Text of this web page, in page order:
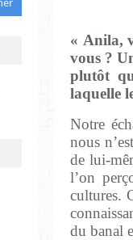
« Anila,
vous ?
plutôt
laquelle
Notre
nous
de lui-
l’on
cultures.
du banal